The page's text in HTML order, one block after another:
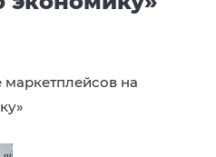
МЕРОПРИЯТИЙ
ССЫЛКИ
маркетплейсов на